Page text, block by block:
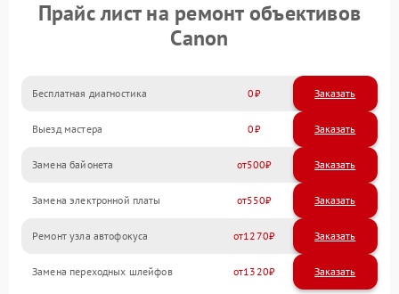
Прайс лист на ремонт объективов
Canon
Бесплатная диагностика 0 Заказать
Выезд мастера 0 Заказать
Замена байонета 500
Замена электронной платы 550
Ремонт узла автофокуса 1270
Замена переходных шлейфов 1320